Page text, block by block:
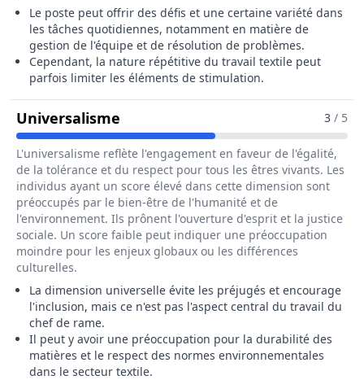
Le poste peut offrir des défis et une certaine variété dans
les tâches quotidiennes, notamment en matière de
gestion de l'équipe et de résolution de problèmes.
Cependant, la nature répétitive du travail textile peut
parfois limiter les éléments de stimulation.
Universalisme Pour Le Métier De Chef / Cheffe
3 / 5
L'universalisme reflète l'engagement en faveur de l'égalité,
de la tolérance et du respect pour tous les êtres vivants. Les
individus ayant un score élevé dans cette dimension sont
préoccupés par le bien-être de l'humanité et de
l'environnement. Ils prônent l'ouverture d'esprit et la justice
sociale. Un score faible peut indiquer une préoccupation
moindre pour les enjeux globaux ou les différences
culturelles.
La dimension universelle évite les préjugés et encourage
l'inclusion, mais ce n'est pas l'aspect central du travail du
chef de rame.
Il peut y avoir une préoccupation pour la durabilité des
matières et le respect des normes environnementales
dans le secteur textile.